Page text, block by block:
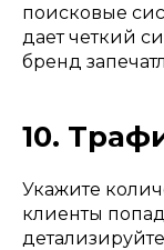
поисковые
дает четкий
бренд
10.
Укажите
клиенты